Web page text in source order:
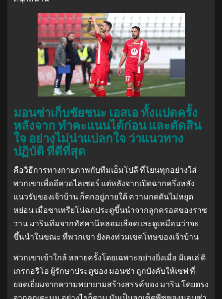
มอนซ่าเก็บชัยชนะ เอสเอ ทั้งแปดครั้ง
หลังจาก ทําคะแนนได้ก่อน และตัดสิน
ใจ อย่างไม่น่าแปลกใจ ว่าแนวทาง
ปฏิบัติ ที่ดีที่สุด
คือวิธีการทางกายภาพกับทีมเอ็มโปลี ที่โยนทุกอย่างใส่
พวกเขาเพื่ออีควอไลเซอร์ แต่หลังจากเปิดฉากครึ่งหลัง
แนวรับของเจ้าบ้าน ก็ตกอยู่ภายใต้ ความกดดันไม่หยุด
หย่อน เมื่อซาเทรียโน่ฉกประตูขึ้นนําจากลูกครอสของราซ
วาน มารินทีมจากทัสคานีหลอมเลือดและดูเหมือนว่าจะ
ขึ้นนําในขณะ ที่พวกเขา ยังคงท่วมเขตโทษของเจ้าบ้าน
พวกเขาเข้าใกล้ หลายครั้งโดยเฉพาะอย่างยิ่งเมื่อ มิเคเล่ ดิ
เกรกอริโอ ผู้รักษาประตูของ มอนซ่า ถูกบังคับให้เซฟ ที่
ยอดเยี่ยมจากความพยายามสร้างสรรค์ของ มาริน โดยตรง